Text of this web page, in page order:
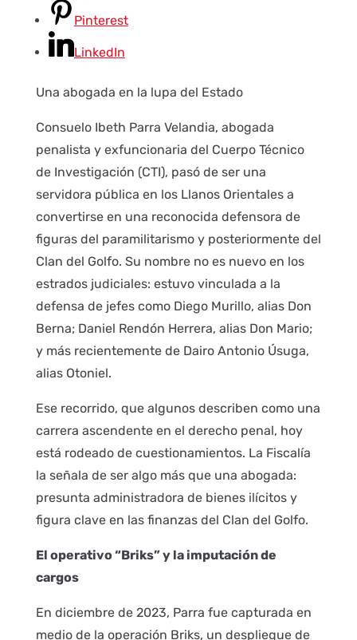
Pinterest
LinkedIn
Una abogada en la lupa del Estado
Consuelo Ibeth Parra Velandia, abogada
penalista y exfuncionaria del Cuerpo Técnico
de Investigación (CTI), pasó de ser una
servidora pública en los Llanos Orientales a
convertirse en una reconocida defensora de
figuras del paramilitarismo y posteriormente del
Clan del Golfo. Su nombre no es nuevo en los
estrados judiciales: estuvo vinculada a la
defensa de jefes como Diego Murillo, alias Don
Berna; Daniel Rendón Herrera, alias Don Mario;
y más recientemente de Dairo Antonio Úsuga,
alias Otoniel.
Ese recorrido, que algunos describen como una
carrera ascendente en el derecho penal, hoy
está rodeado de cuestionamientos. La Fiscalía
la señala de ser algo más que una abogada:
presunta administradora de bienes ilícitos y
figura clave en las finanzas del Clan del Golfo.
El operativo “Briks” y la imputación de
cargos
En diciembre de 2023, Parra fue capturada en
medio de la operación Briks, un despliegue de